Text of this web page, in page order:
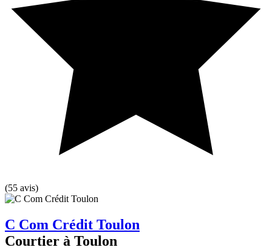
(55 avis)
C Com Crédit Toulon
Courtier à Toulon